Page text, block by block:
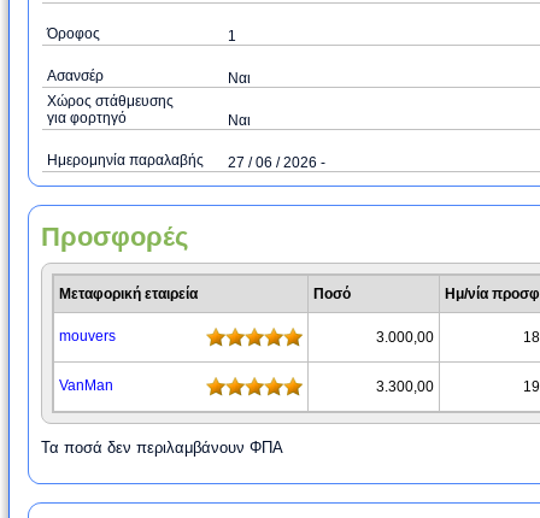
Όροφος 1
Ασανσέρ
Ναι
Χώρος στάθμευσης
για φορτηγό
Ναι
Ημερομηνία παραλαβής 27 / 06 / 2026 -
Προσφορές
Μεταφορική εταιρεία Ποσό Ημ/νία
mouvers 3.000,00
VanMan 3.300,00
Τα ποσά δεν περιλαμβάνουν ΦΠΑ